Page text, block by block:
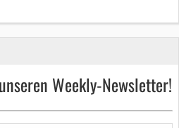
Weekly-Newsletter!